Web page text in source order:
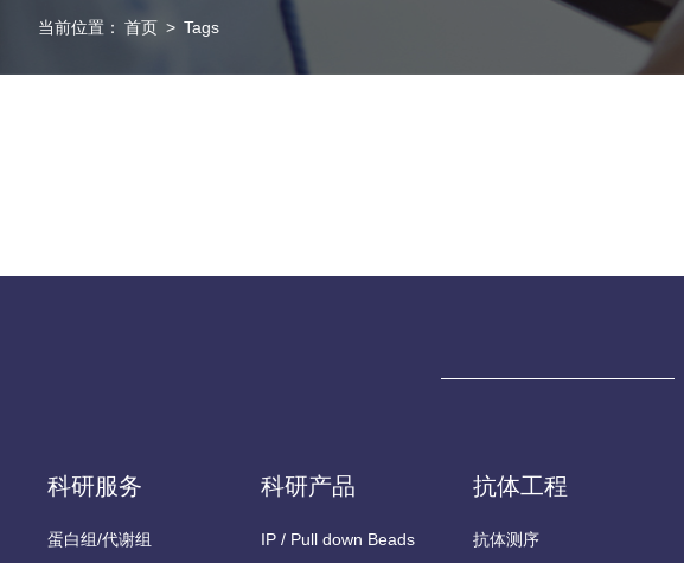
当前位置： 首页 > Tags
科研服务
蛋白组/代谢组
科研产品
IP / Pull down Beads
抗体工程
抗体测序